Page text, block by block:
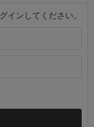
インしてください。